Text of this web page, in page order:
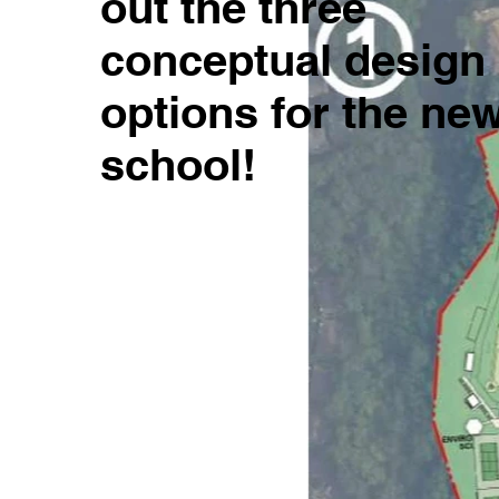
conceptual design
options for the
school!